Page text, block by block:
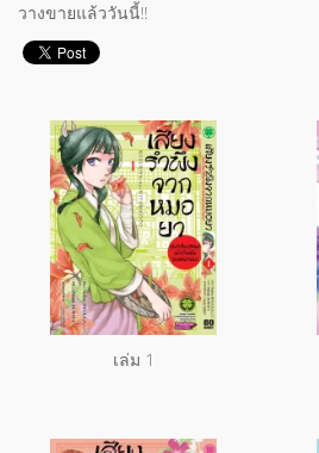
วางขายแล้ววันนี้!!
เล่ม 1